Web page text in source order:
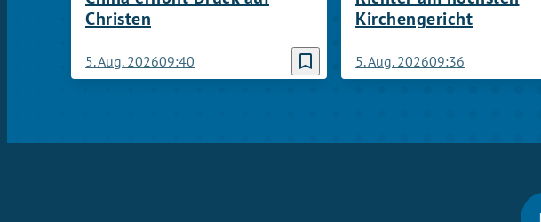
Christen
5. Aug. 202609:40 bookmark_border
Kirchengericht
5. Aug. 202609:36